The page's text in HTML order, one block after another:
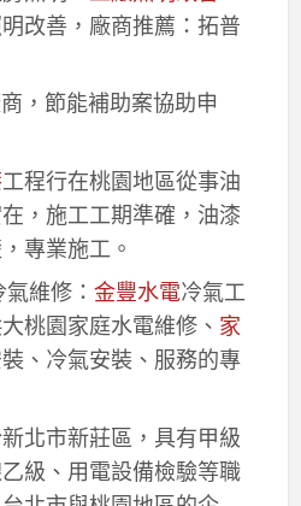
改善，廠商推薦：拓普
，節能補助案協助申
工程行在桃園地區從事油
，施工工期準確，油漆
專業施工。
維修： 金豐水電冷氣工
桃園家庭水電維修、 家
、冷氣安裝、服務的專
北市新莊區，具有甲級
級、用電設備檢驗等職